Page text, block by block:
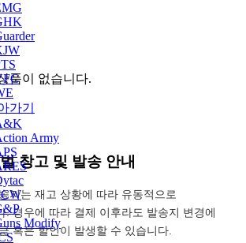
품이 없습니다.
가기
창고 및 발송 안내
지는 재고 상황에 따라 유동적으로
. 경우에 따라 결제 이후라도 발송지 변경에
혹은 할인이 발생할 수 있습니다.
Army
Modify